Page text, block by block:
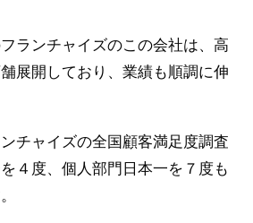
ランチャイズのこの会社は、高
展開しており、業績も順調に伸
チャイズの全国顧客満足度調査
４度、個人部門日本一を７度も